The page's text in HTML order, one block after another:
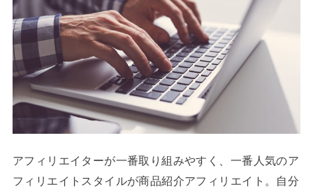
アフィリエイターが一番取り組みやすく、一番人気のア
フィリエイトスタイルが商品紹介アフィリエイト。自分